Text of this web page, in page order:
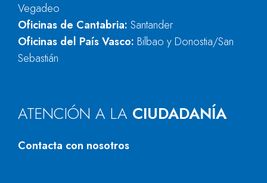
Vegadeo
Oficinas de Cantabria: Santander
Oficinas del País Vasco: Bilbao y Donostia/San
Sebastián
ATENCIÓN A LA CIUDADANÍA
Contacta con nosotros